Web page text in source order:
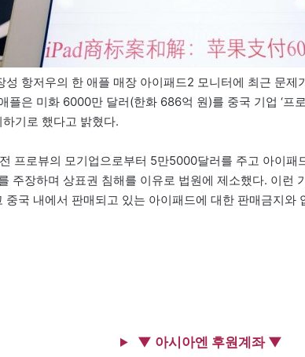
성 항저우의 한 애플 매장 아이패드2 모니터에 최근 문제
플은 미화 6000만 달러(한화 686억 원)를 중국 기업 ‘프
기로 했다고 밝혔다.
프로뷰의 모기업으로부터 5만5000달러를 주고 아이패
주장하며 상표권 침해를 이유로 법원에 제소했다. 이런
중국 내에서 판매되고 있는 아이패드에 대한 판매금지
▼ 아시아엔 후원계좌 ▼